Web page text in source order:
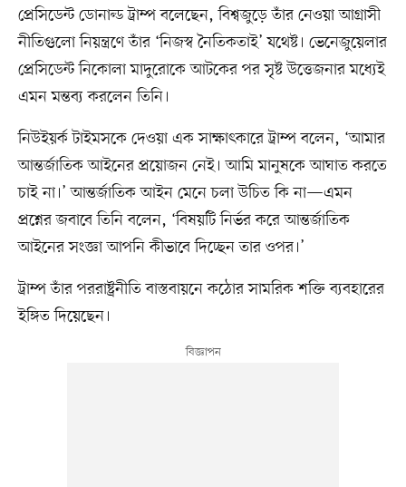
প্রেসিডেন্ট ডোনাল্ড ট্রাম্প বলেছেন, বিশ্বজুড়ে তাঁর নেওয়া আগ্রাসী
নীতিগুলো নিয়ন্ত্রণে তাঁর ‘নিজস্ব নৈতিকতাই’ যথেষ্ট। ভেনেজুয়েলার
প্রেসিডেন্ট নিকোলা মাদুরোকে আটকের পর সৃষ্ট উত্তেজনার মধ্যেই
এমন মন্তব্য করলেন তিনি।
নিউইয়র্ক টাইমসকে দেওয়া এক সাক্ষাৎকারে ট্রাম্প বলেন, ‘আমার
আন্তর্জাতিক আইনের প্রয়োজন নেই। আমি মানুষকে আঘাত করতে
চাই না।’ আন্তর্জাতিক আইন মেনে চলা উচিত কি না—এমন
প্রশ্নের জবাবে তিনি বলেন, ‘বিষয়টি নির্ভর করে আন্তর্জাতিক
আইনের সংজ্ঞা আপনি কীভাবে দিচ্ছেন তার ওপর।’
ট্রাম্প তাঁর পররাষ্ট্রনীতি বাস্তবায়নে কঠোর সামরিক শক্তি ব্যবহারের
ইঙ্গিত দিয়েছেন।